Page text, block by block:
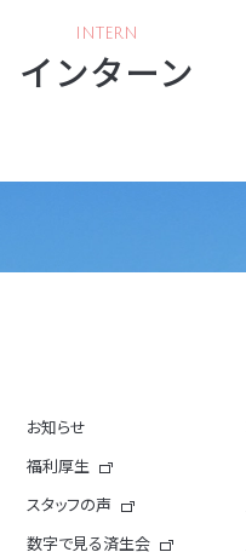
INTERN
インターン
お知らせ
福利厚生
スタッフの声
数字で見る済生会